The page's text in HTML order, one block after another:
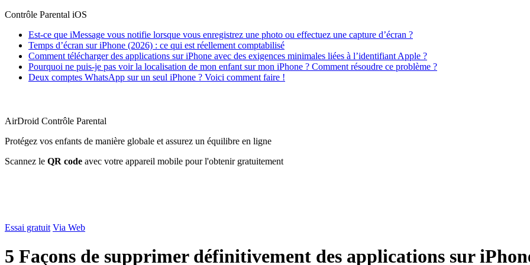
Contrôle Parental iOS
Est-ce que iMessage vous notifie lorsque vous enregistrez une photo ou effectuez une capture d’écran ?
Temps d’écran sur iPhone (2026) : ce qui est réellement comptabilisé
Comment télécharger des applications sur iPhone avec des exigences minimales liées à l’identifiant Apple ?
Pourquoi ne puis-je pas voir la localisation de mon enfant sur mon iPhone ? Comment résoudre ce problème ?
Deux comptes WhatsApp sur un seul iPhone ? Voici comment faire !
AirDroid Contrôle Parental
Protégez vos enfants de manière globale et assurez un équilibre en ligne
Scannez le QR code avec votre appareil mobile pour l'obtenir gratuitement
Essai gratuit Via Web
5 Façons de supprimer définitivement des applications sur